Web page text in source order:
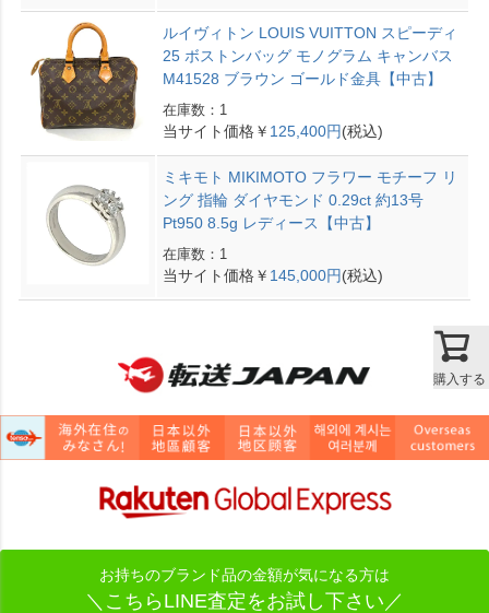
購入する
ルイヴィトン LOUIS VUITTON スピーディ
25 ボストンバッグ モノグラム キャンバス
M41528 ブラウン ゴールド金具【中古】
在庫数：1
当サイト価格￥ 125,400円(税込)
ミキモト MIKIMOTO フラワー モチーフ リ
ング 指輪 ダイヤモンド 0.29ct 約13号
Pt950 8.5g レディース【中古】
在庫数：1
当サイト価格￥ 145,000円(税込)
お持ちのブランド品の金額が気になる方は
＼こちらLINE査定をお試し下さい／